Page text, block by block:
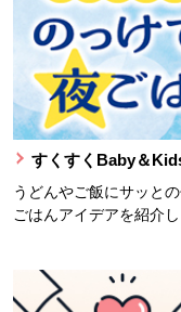
すくすくBaby＆
うどんやご飯にサッと
ごはんアイデアを紹介し